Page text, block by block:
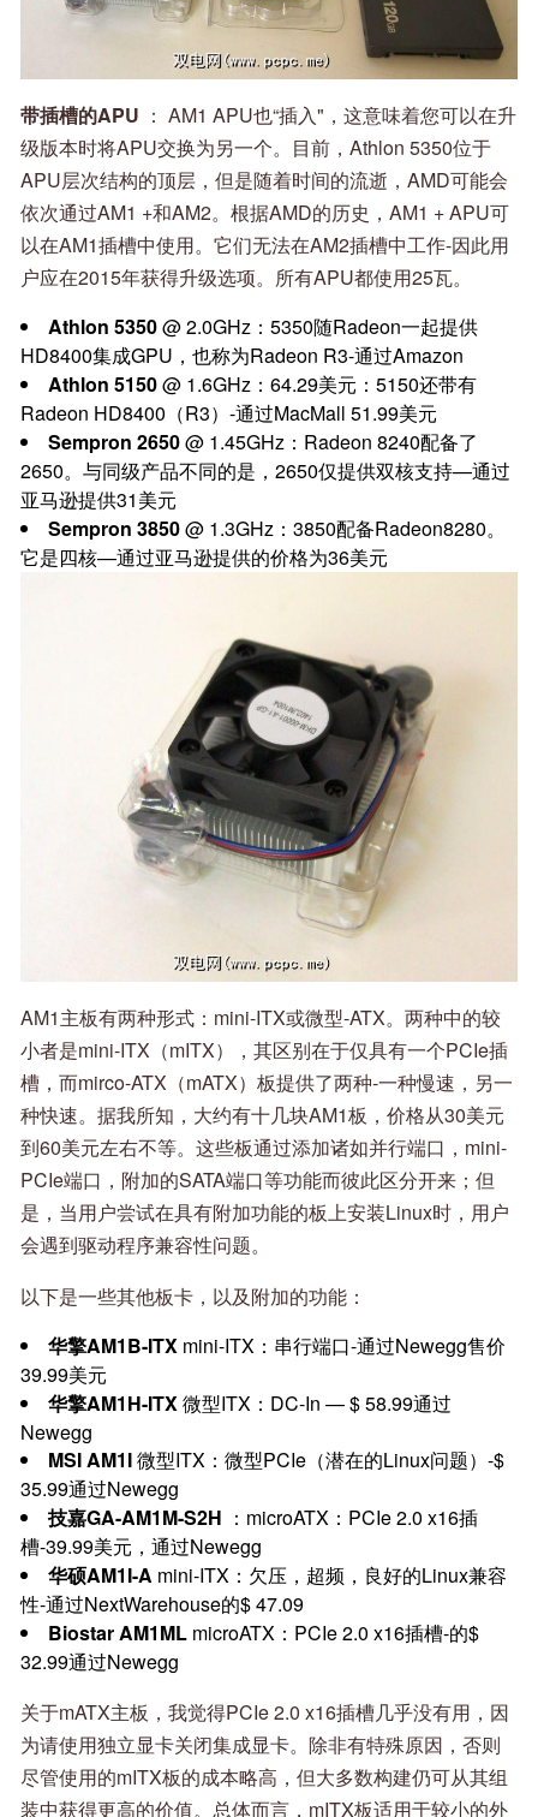
带插槽的APU ： AM1 APU也“插入"，这意味着您可以在升
级版本时将APU交换为另一个。目前，Athlon 5350位于
APU层次结构的顶层，但是随着时间的流逝，AMD可能会
依次通过AM1 +和AM2。根据AMD的历史，AM1 + APU可
以在AM1插槽中使用。它们无法在AM2插槽中工作-因此用
户应在2015年获得升级选项。所有APU都使用25瓦。
Athlon 5350@ 2.0GHz：5350随Radeon一起提供
HD8400集成GPU，也称为Radeon R3-通过Amazon
Athlon 5150@ 1.6GHz：64.29美元：5150还带有
Radeon HD8400（R3）-通过MacMall 51.99美元
Sempron 2650@ 1.45GHz：Radeon 8240配备了
2650。与同级产品不同的是，2650仅提供双核支持—通过
亚马逊提供31美元
Sempron 3850@ 1.3GHz：3850配备Radeon8280。
它是四核—通过亚马逊提供的价格为36美元
AM1主板有两种形式：mini-ITX或微型-ATX。两种中的较
小者是mini-ITX（mITX），其区别在于仅具有一个PCIe插
槽，而mirco-ATX（mATX）板提供了两种-一种慢速，另一
种快速。据我所知，大约有十几块AM1板，价格从30美元
到60美元左右不等。这些板通过添加诸如并行端口，mini-
PCIe端口，附加的SATA端口等功能而彼此区分开来；但
是，当用户尝试在具有附加功能的板上安装Linux时，用户
会遇到驱动程序兼容性问题。
以下是一些其他板卡，以及附加的功能：
华擎AM1B-ITX mini-ITX：串行端口-通过Newegg售价
39.99美元
华擎AM1H-ITX微型ITX：DC-In — $ 58.99通过
Newegg
MSI AM1I微型ITX：微型PCIe（潜在的Linux问题）-$
35.99通过Newegg
技嘉GA-AM1M-S2H ：microATX：PCIe 2.0 x16插
槽-39.99美元，通过Newegg
华硕AM1I-A mini-ITX：欠压，超频，良好的Linux兼容
性-通过NextWarehouse的$ 47.09
Biostar AM1ML microATX：PCIe 2.0 x16插槽-的$
32.99通过Newegg
关于mATX主板，我觉得PCIe 2.0 x16插槽几乎没有用，因
为请使用独立显卡关闭集成显卡。除非有特殊原因，否则
尽管使用的mITX板的成本略高，但大多数构建仍可从其组
装中获得更高的价值。总体而言，mITX板适用于较小的外